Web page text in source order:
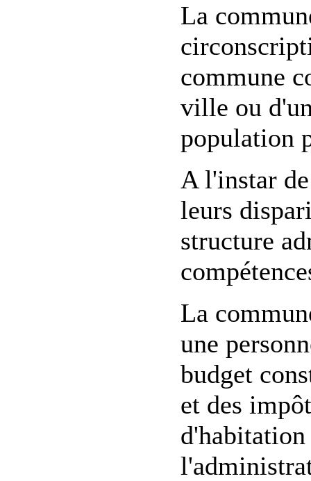
La
commune
ville ou
population
A l'instar
leurs
structure
La
une
budget
et des